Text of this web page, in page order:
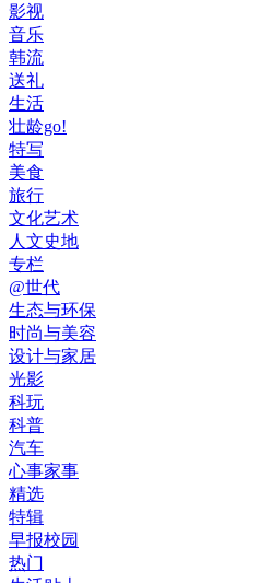
影视
音乐
韩流
送礼
生活
壮龄go!
特写
美食
旅行
文化艺术
人文史地
专栏
@世代
生态与环保
时尚与美容
设计与家居
光影
科玩
科普
汽车
心事家事
精选
特辑
早报校园
热门